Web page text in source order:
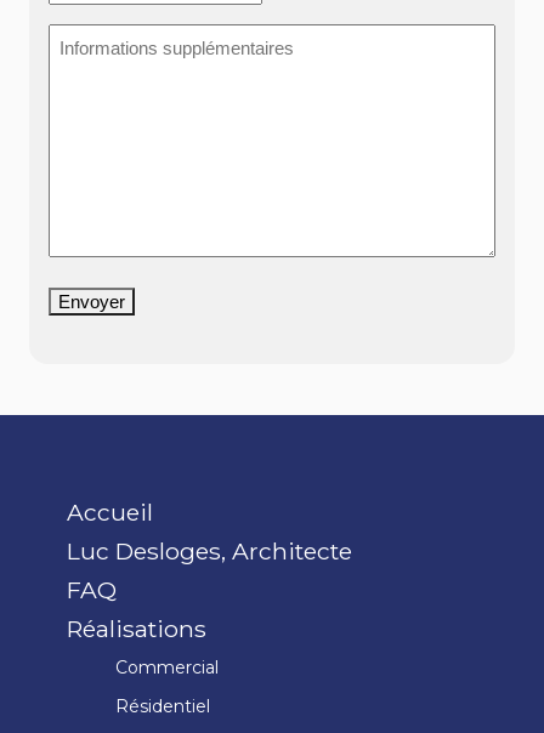
supplémentaires
Envoyer
Accueil
Luc Desloges, Architecte
FAQ
Réalisations
Commercial
Résidentiel